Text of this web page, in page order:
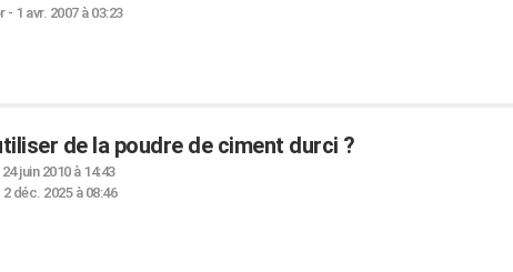
- 1 avr. 2007 à 03:23
de la poudre de ciment durci ?
24 juin 2010 à 14:43
2 déc. 2025 à 08:46